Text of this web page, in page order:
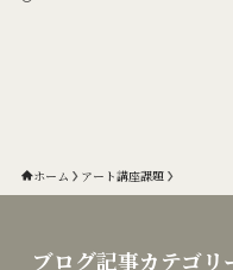
ホーム アート講座課題
ブログ記事カテゴリ